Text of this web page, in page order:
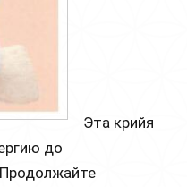
Эта крийя
до